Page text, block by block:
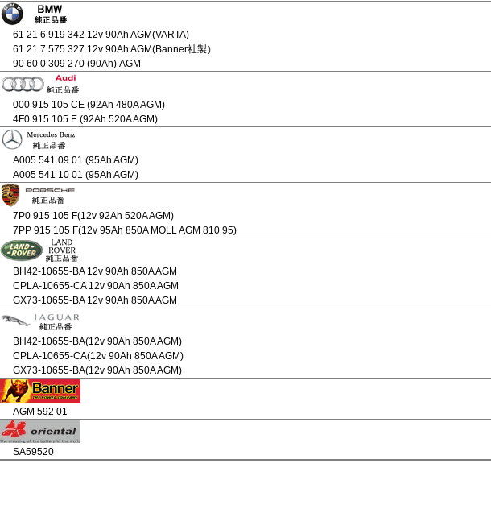
61 21 6 919 342 12v 90Ah AGM(VARTA)
61 21 7 575 327 12v 90Ah AGM(Banner社製）
90 60 0 309 270 (90Ah) AGM
000 915 105 CE (92Ah 480A AGM)
4F0 915 105 E (92Ah 520A AGM)
A005 541 09 01 (95Ah AGM)
A005 541 10 01 (95Ah AGM)
7P0 915 105 F(12v 92Ah 520A AGM)
7PP 915 105 F(12v 95Ah 850A MOLL AGM 810 95)
BH42-10655-BA 12v 90Ah 850A AGM
CPLA-10655-CA 12v 90Ah 850A AGM
GX73-10655-BA 12v 90Ah 850A AGM
BH42-10655-BA(12v 90Ah 850A AGM)
CPLA-10655-CA(12v 90Ah 850A AGM)
GX73-10655-BA(12v 90Ah 850A AGM)
AGM 592 01
SA59520